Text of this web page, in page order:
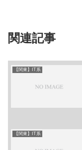
関連記事
【関東】IT系
【関東】IT系